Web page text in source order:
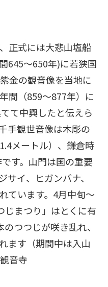
正式には大悲山塩船
645～650年)に若狭国
金の観音像を当地に
間（859～877年）に
て中興したと伝えら
手観世音像は木彫の
メートル）、鎌倉時
す。山門は国の重要
イ、ヒガンバナ、
ています。4月中旬～
じまつり」はとくに有
つつじが咲き乱れ、
ます（期間中は入山
音寺